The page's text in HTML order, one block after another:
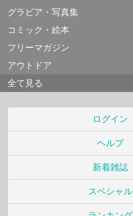
グラビア・写真集
コミック・絵本
フリーマガジン
アウトドア
全て見る
ログイン
ヘルプ
新着雑誌
スペシャル